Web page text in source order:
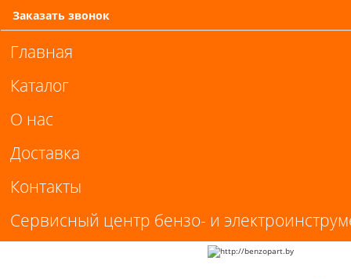
Заказать звонок
Главная
Каталог
О нас
Доставка
Контакты
Сервисный центр бензо- и